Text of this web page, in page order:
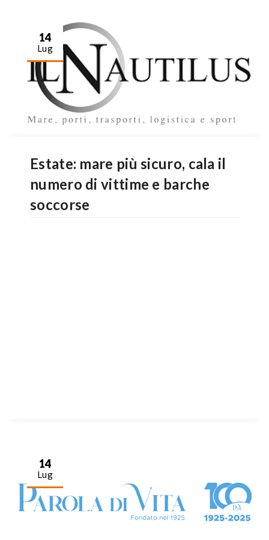
14
Lug
Estate: mare più sicuro, cala il
numero di vittime e barche
soccorse
14
Lug